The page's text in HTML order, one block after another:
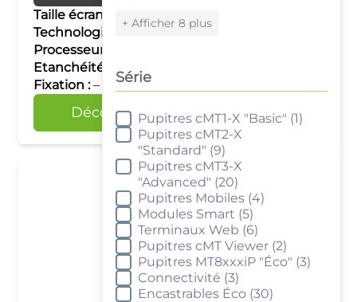
+ Afficher 8 plus
Série
SériePupitres cMT1-X "Basic" (1)
Pupitres cMT2-X
"Standard" (9)
Pupitres cMT3-X
"Advanced" (20)
Pupitres Mobiles (4)
Modules Smart (5)
Terminaux Web (6)
Pupitres cMT Viewer (2)
Pupitres MT8xxxiP "Éco" (3)
Connectivité (3)
Encastrables Éco (30)
Taille écran :
Technologie tactile :–
Processeur :
Etanchéité :
–
Fixation :–
Découvrir Comparer